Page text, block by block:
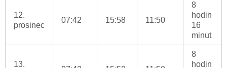
12.
prosinec
07:42 15:58 11:50
8
hodin
16
minut
13.
8
hodin